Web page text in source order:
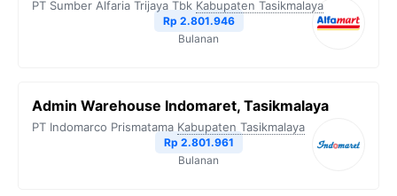
PT Sumber Alfaria Trijaya Tbk Kabupaten Tasikmalaya
Rp 2.801.946
Bulanan
Admin Warehouse Indomaret, Tasikmalaya
PT Indomarco Prismatama Kabupaten Tasikmalaya
Rp 2.801.961
Bulanan